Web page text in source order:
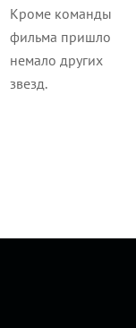
Кроме команды
фильма пришло
немало других
звезд.